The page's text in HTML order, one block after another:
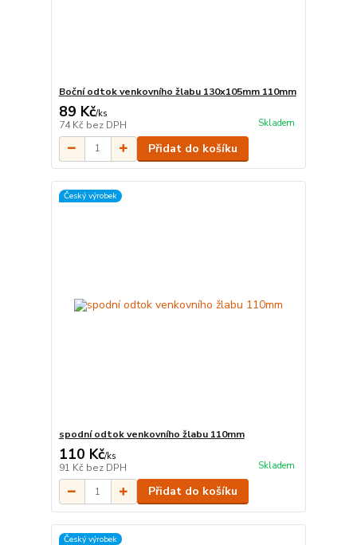
Boční odtok venkovního žlabu 130x105mm 110mm
89 Kč/ks
74 Kč bez DPH Skladem
Přidat do košíku
Český výrobek
spodní odtok venkovního žlabu 110mm
110 Kč/ks
91 Kč bez DPH Skladem
Přidat do košíku
Český výrobek